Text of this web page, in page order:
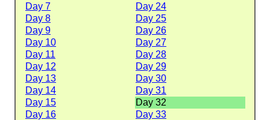
Day 7
Day 24
Day 8
Day 25
Day 9
Day 26
Day 10
Day 27
Day 11
Day 28
Day 12
Day 29
Day 13
Day 30
Day 14
Day 31
Day 15
Day 32
Day 16
Day 33